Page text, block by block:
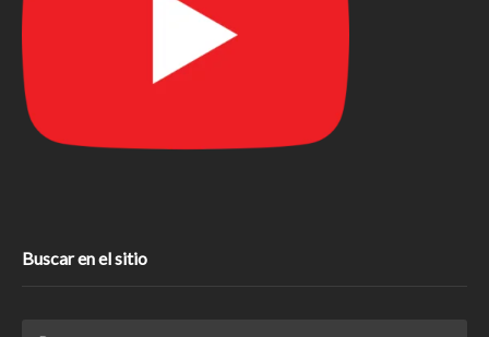
Buscar en el sitio